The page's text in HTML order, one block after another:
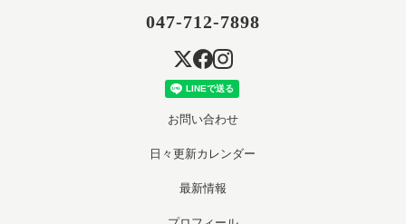
047-712-7898
お問い合わせ
日々更新カレンダー
最新情報